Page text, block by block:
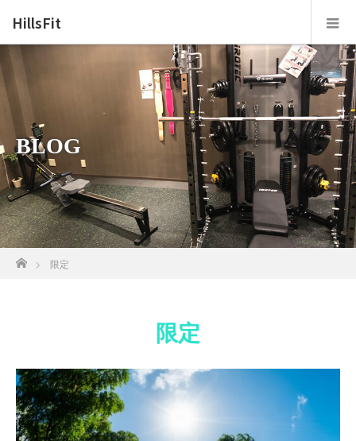
HillsFit
BLOG
ホーム
限定
限定